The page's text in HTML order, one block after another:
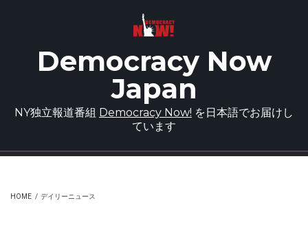
Democracy Now
Japan
NY独立報道番組 Democracy Now! を日本語でお届けし
ています
HOME / デイリーニュース